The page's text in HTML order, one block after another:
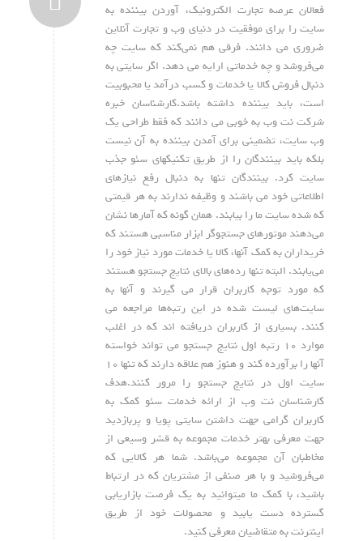
فعالان عرصه تجارت الکترونیک، آوردن بیننده به
سایت را برای موفقیت در دنیای وب و تجارت آنلاین
ضروری می دانند. فرقی هم نمی‌کند که سایت چه
می‌فروشد و چه خدماتی ارایه می دهد. اگر سایتی به
دنبال فروش کالا یا خدمات و کسب درآمد یا محبوبیت
است، باید بیننده داشته باشد.کارشناسان خبره
شرکت نت وب به خوبی می دانند که فقط طراحی یک
وب سایت، تضمینی برای آمدن بیننده به آن نیست
بلکه باید بینندگان را از طریق تکنیکهای سئو جذب
سایت کرد. بینندگان تنها به دنبال رفع نیازهای
اطلاعاتی خود می باشند و وظیفه ندارند به هر قیمتی
که شده سایت ما را بیابند. همان گونه که آمارها نشان
می‌دهند موتورهای جستجوگر ابزار مناسبی هستند که
خریداران به کمک آنها، کالا یا خدمات مورد نیاز خود را
می‌یابند. البته تنها رده‌های بالای نتایج جستجو هستند
که مورد توجه کاربران قرار می گیرند و آنها به
سایت‌های لیست شده در این رتبه‌ها مراجعه می
کنند. بسیاری از کاربران دریافته اند که در اغلب
موارد ۱۰ رتبه اول نتایج جستجو می تواند خواسته
آنها را برآورده کند و هنوز هم علاقه دارند که تنها ۱۰
سایت اول در نتایج جستجو را مرور کنند.هدف
کارشناسان نت وب از ارائه خدمات سئو کمک به
کاربران گرامی جهت داشتن سایتی پویا و پربازدید
جهت معرفی بهتر خدمات مجموعه به قشر وسیعی از
مخاطبان آن مجموعه می‌باشد. شما هر کالایی که
می‌فروشید و با هر صنفی از مشتریان که در ارتباط
باشید، با کمک ما میتوانید به یک فرصت بازاریابی
گسترده دست یابید و محصولات خود از طریق
اینترنت به متقاضیان معرفی کنید.